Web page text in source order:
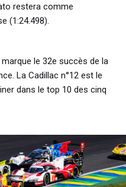
restera comme
(1:24.498).
le 32e succès de la
La Cadillac n°12 est le
dans le top 10 des cinq